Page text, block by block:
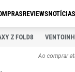
REVIEWSNOTÍCIAS
Z FOLD8
Ao comprar